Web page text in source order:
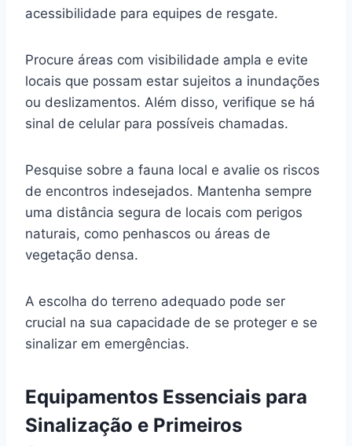
acessibilidade para equipes de resgate.
Procure áreas com visibilidade ampla e evite
locais que possam estar sujeitos a inundações
ou deslizamentos. Além disso, verifique se há
sinal de celular para possíveis chamadas.
Pesquise sobre a fauna local e avalie os riscos
de encontros indesejados. Mantenha sempre
uma distância segura de locais com perigos
naturais, como penhascos ou áreas de
vegetação densa.
A escolha do terreno adequado pode ser
crucial na sua capacidade de se proteger e se
sinalizar em emergências.
Equipamentos Essenciais para
Sinalização e Primeiros